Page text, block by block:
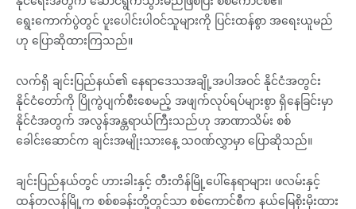
ရွေးကောက်ပွဲတွင် ပူးပေါင်းပါဝင်သူများကို ပြင်းထန်စွာ အရေးယူမည်
ဟု ပြောဆိုထားကြသည်။
လက်ရှိ ချင်းပြည်နယ်၏ နေရာဒေသအချို့အပါအဝင် နိုင်ငံအတွင်း
နိုင်ငံတော်ကို ပြိုကွဲပျက်စီးစေမည့် အဖျက်လုပ်ရပ်များစွာ ရှိနေခြင်းမှာ
နိုင်ငံအတွက် အလွန်အန္တရာယ်ကြီးသည်ဟု အာဏာသိမ်း စစ်
ခေါင်းဆောင်က ချင်းအမျိုးသားနေ့ သဝဏ်လွှာမှာ ပြောဆိုသည်။
ချင်းပြည်နယ်တွင် ဟားခါးနှင့် တီးတိန်မြို့ပေါ်နေရာများ၊ ဖလမ်းနှင့်
ထန်တလန်မြို့က စစ်စခန်းတို့တွင်သာ စစ်ကောင်စီက နယ်မြေစိုးမိုးထား